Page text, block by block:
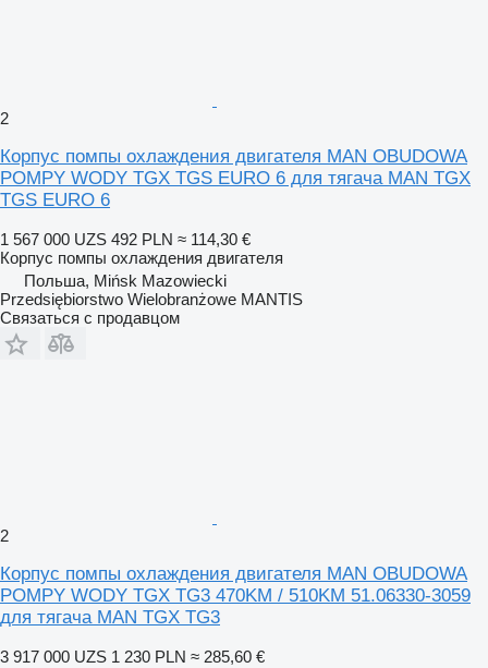
2
Корпус помпы охлаждения двигателя MAN OBUDOWA
POMPY WODY TGX TGS EURO 6 для тягача MAN TGX
TGS EURO 6
1 567 000 UZS 492 PLN ≈ 114,30 €
Корпус помпы охлаждения двигателя
Польша, Mińsk Mazowiecki
Przedsiębiorstwo Wielobranżowe MANTIS
Связаться с продавцом
2
Корпус помпы охлаждения двигателя MAN OBUDOWA
POMPY WODY TGX TG3 470KM / 510KM 51.06330-3059
для тягача MAN TGX TG3
3 917 000 UZS 1 230 PLN ≈ 285,60 €